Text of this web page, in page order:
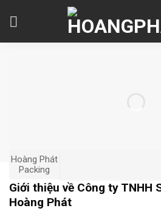
Hoàng Phát
Packing
Giới thiệu về Công ty TNHH
Hoàng Phát